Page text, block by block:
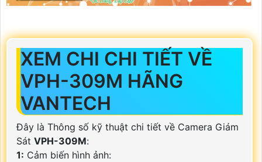
XEM CHI CHI TIẾT VỀ
VPH-309M HÃNG
VANTECH
Đây là Thông số kỹ thuật chi tiết về Camera Giám
Sát VPH-309M:
1: Cảm biến hình ảnh: